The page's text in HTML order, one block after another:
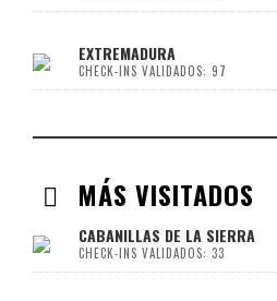
EXTREMADURA
CHECK-INS VALIDADOS: 97
MÁS VISITADOS
CABANILLAS DE LA SIERRA
CHECK-INS VALIDADOS: 33